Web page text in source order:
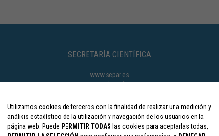
SECRETARÍA CIENTÍFICA
www.separ.es
SECRETARÍA TÉCNICA
separ@viajeseci.es
CONTACTOS
Colaboraciones y expo.comercial: separ.expo@viajeseci.es
Utilizamos cookies de terceros con la finalidad de realizar una medición y
análisis estadístico de la utilización y navegación de los usuarios en la
página web. Puede PERMITIR TODAS las cookies para aceptarlas todas,